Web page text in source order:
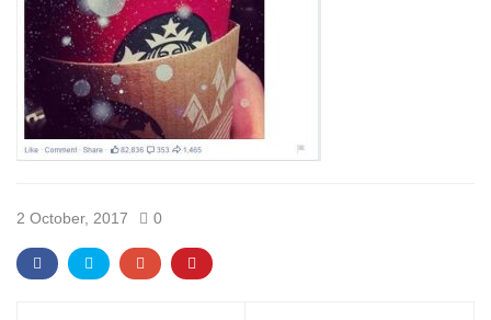
2 October, 2017 0